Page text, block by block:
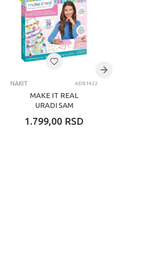
NAKIT ADR1422
MAKE IT REAL
URADI SAM
NARUKVICA CLAY
1.799,00 RSD